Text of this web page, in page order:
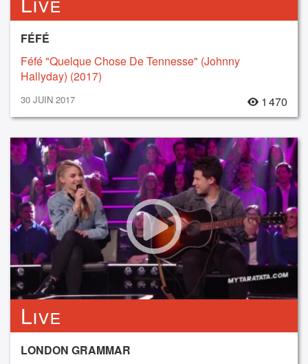
FÉFÉ
Féfé "Quelque Chose De Tennesse" (Johnny
Hallyday) (2017)
30 JUIN 2017 1 470
Live
LONDON GRAMMAR